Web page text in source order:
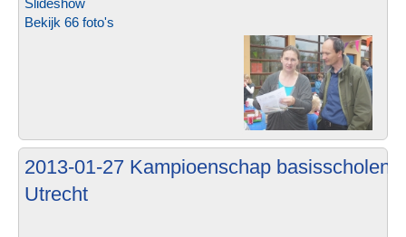
Slideshow
Bekijk 66 foto's
2013-01-27 Kampioenschap basisscholen
Utrecht